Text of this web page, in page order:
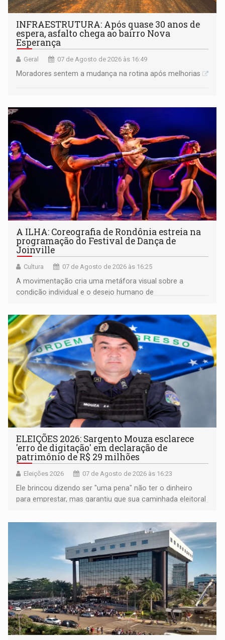
INFRAESTRUTURA: Após quase 30 anos de
espera, asfalto chega ao bairro Nova
Esperança
Geral 07 de Agosto de 2026 às 16:49
Moradores sentem a mudança na rotina após melhorias
A ILHA: Coreografia de Rondônia estreia na
programação do Festival de Dança de
Joinville
Cultura 07 de Agosto de 2026 às 16:25
A movimentação cria uma metáfora visual sobre a
condição individual e o desejo humano de
ELEIÇÕES 2026: Sargento Mouza esclarece
'erro de digitação' em declaração de
patrimônio de R$ 29 milhões
Eleições 2026 07 de Agosto de 2026 às 16:23
Ele brincou dizendo ser "uma pena" não ter o dinheiro
para emprestar, mas garantiu que sua caminhada eleitoral